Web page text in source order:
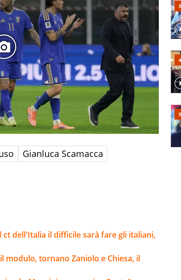
Gianluca Scamacca
dell'Italia il difficile sarà fare gli italiani,
modulo, tornano Zaniolo e Chiesa, il